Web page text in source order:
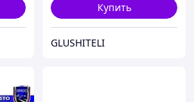
Купить
GLUSHITELI